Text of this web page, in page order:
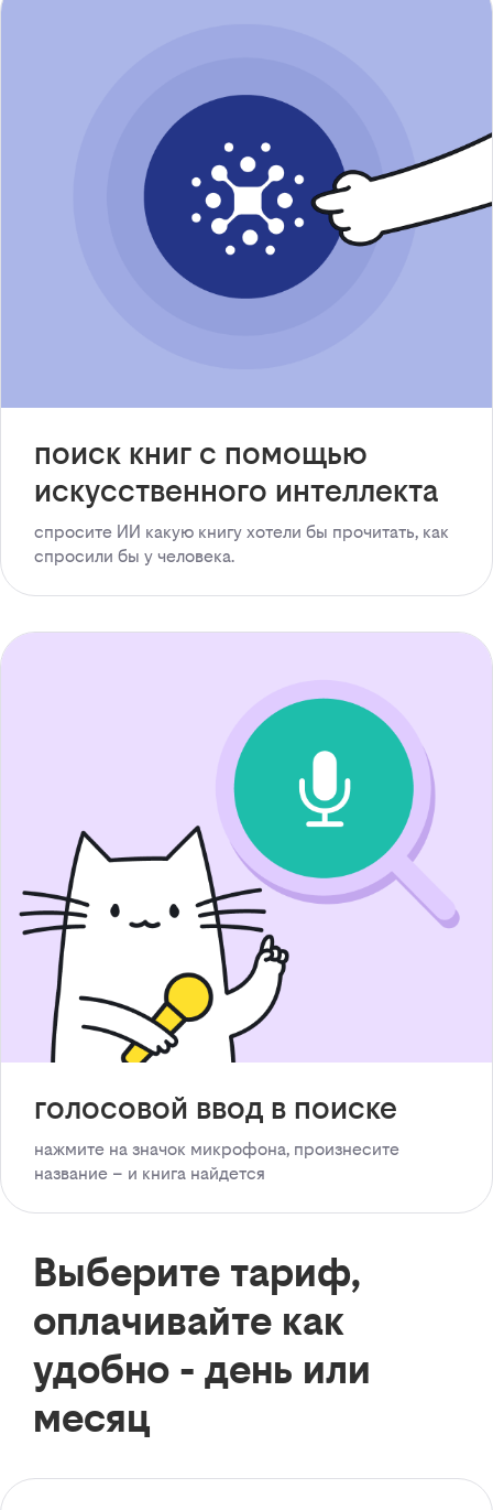
поиск книг с помощью
искусственного интеллекта
спросите ИИ какую книгу хотели бы прочитать, как
спросили бы у человека.
голосовой ввод в поиске
нажмите на значок микрофона, произнесите
название – и книга найдется
Выберите тариф,
оплачивайте как
удобно - день или
месяц